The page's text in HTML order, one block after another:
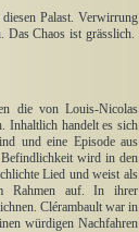
Palast. Verwirrung
Das Chaos ist grässlich.
die von Louis-Nicolas
Inhaltlich handelt es sich
und eine Episode aus
Befindlichkeit wird in den
Lied und weist als
Rahmen auf. In ihrer
Clérambault war in
würdigen Nachfahren